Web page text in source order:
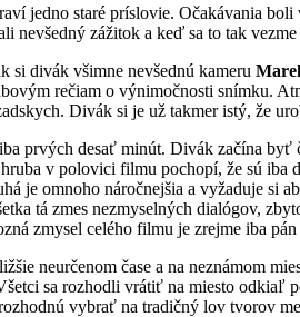
jedno staré príslovie. Očakávania
nevšedný zážitok a keď sa to tak
si divák všimne nevšednú kameru
rečiam o výnimočnosti snímku.
Divák si je už takmer istý, že
prvých desať minút. Divák začína byť
v polovici filmu pochopí, že sú
je omnoho náročnejšia a vyžaduje si
tá zmes nezmyselných dialógov,
zmysel celého filmu je zrejme iba pán
neurčenom čase a na neznámom
sa rozhodli vrátiť na miesto odkiaľ
vybrať na tradičný lov tvorov